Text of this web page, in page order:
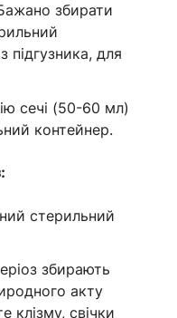
збирати
підгузника, для
сечі (50-60 мл)
контейнер.
стерильний
збирають
акту
клізму, свічки